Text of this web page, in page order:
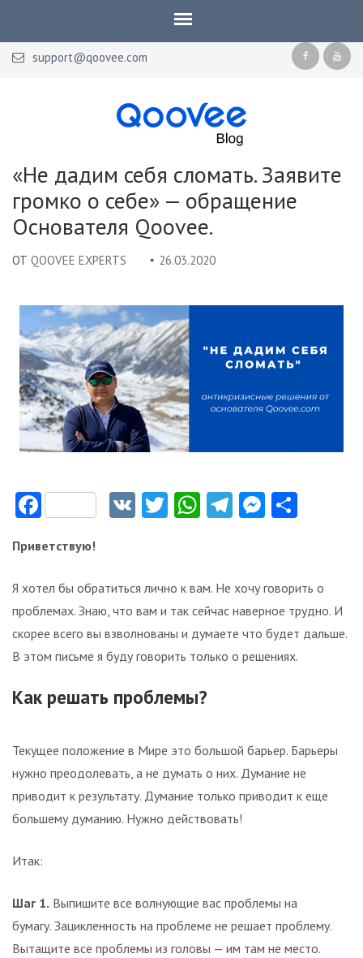
support@qoovee.com
Qoovee Blog
«Не дадим себя сломать. Заявите
громко о себе» — обращение
Основателя Qoovee.
ОТ QOOVEE EXPERTS 26.03.2020
FacebookVK Twitter
WhatsApp
Telegram
Приветствую!
Я хотел бы обратиться лично к вам. Не хочу говорить о
проблемах. Знаю, что вам и так сейчас наверное трудно. И
скорее всего вы взволнованы и думаете что будет дальше.
В этом письме я буду говорить только о решениях.
Как решать проблемы?
Текущее положение в Мире это большой барьер. Барьеры
нужно преодолевать, а не думать о них. Думание не
приводит к результату. Думание только приводит к еще
большему думанию. Нужно действовать!
Итак:
Шаг 1. Выпишите все волнующие вас проблемы на
бумагу. Зацикленность на проблеме не решает проблему.
Вытащите все проблемы из головы — им там не место.